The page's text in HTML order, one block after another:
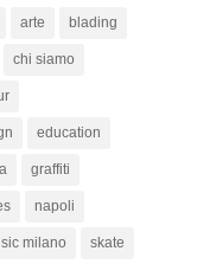
arte blading
chi siamo
education
graffiti
napoli
sic milano skate